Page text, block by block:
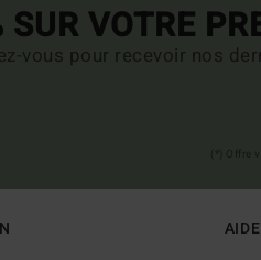
SUR VOTRE
vous pour recevoir nos
AIDE